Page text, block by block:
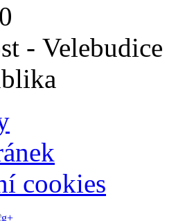
- Velebudice
cookies